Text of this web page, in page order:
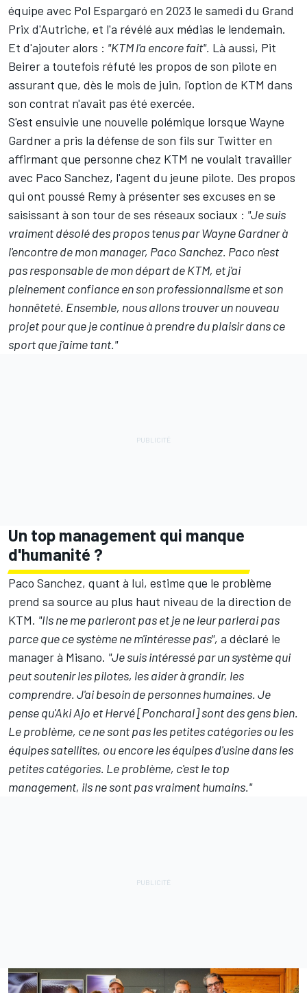
équipe avec Pol Espargaró en 2023 le samedi du Grand
Prix d'Autriche, et l'a révélé aux médias le lendemain.
Et d'ajouter alors : "KTM l'a encore fait". Là aussi, Pit
Beirer a toutefois réfuté les propos de son pilote en
assurant que, dès le mois de juin, l'option de KTM dans
son contrat n'avait pas été exercée.
S'est ensuivie une nouvelle polémique lorsque Wayne
Gardner a pris la défense de son fils sur Twitter en
affirmant que personne chez KTM ne voulait travailler
avec Paco Sanchez, l'agent du jeune pilote. Des propos
qui ont poussé Remy à présenter ses excuses en se
saisissant à son tour de ses réseaux sociaux : "Je suis
vraiment désolé des propos tenus par Wayne Gardner à
l'encontre de mon manager, Paco Sanchez. Paco n'est
pas responsable de mon départ de KTM, et j'ai
pleinement confiance en son professionnalisme et son
honnêteté. Ensemble, nous allons trouver un nouveau
projet pour que je continue à prendre du plaisir dans ce
sport que j'aime tant."
Un top management qui manque
d'humanité ?
Paco Sanchez, quant à lui, estime que le problème
prend sa source au plus haut niveau de la direction de
KTM. "Ils ne me parleront pas et je ne leur parlerai pas
parce que ce système ne m'intéresse pas", a déclaré le
manager à Misano. "Je suis intéressé par un système qui
peut soutenir les pilotes, les aider à grandir, les
comprendre. J'ai besoin de personnes humaines. Je
pense qu'Aki Ajo et Hervé [Poncharal] sont des gens bien.
Le problème, ce ne sont pas les petites catégories ou les
équipes satellites, ou encore les équipes d'usine dans les
petites catégories. Le problème, c'est le top
management, ils ne sont pas vraiment humains."